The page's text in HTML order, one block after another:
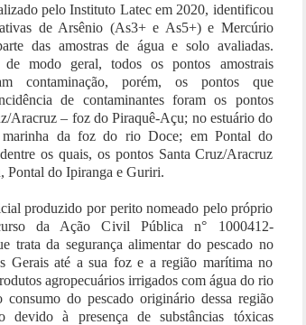
pelo Instituto Latec em 2020, identificou
de Arsênio (As3+ e As5+) e Mercúrio
das amostras de água e solo avaliadas.
modo geral, todos os pontos amostrais
contaminação, porém, os pontos que
de contaminantes foram os pontos
Aracruz – foz do Piraquê-Açu; no estuário do
da foz do rio Doce; em Pontal do
os quais, os pontos Santa Cruz/Aracruz
do Ipiranga e Guriri.
produzido por perito nomeado pelo próprio
da Ação Civil Pública n° 1000412-
trata da segurança alimentar do pescado no
Gerais até a sua foz e a região marítima no
agropecuários irrigados com água do rio
do pescado originário dessa região
devido à presença de substâncias tóxicas